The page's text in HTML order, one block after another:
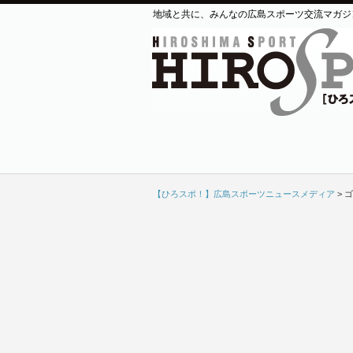
地域と共に、みんなの広島スポーツ交流マガ
【ひろスポ！】広島スポーツニュースメディア >